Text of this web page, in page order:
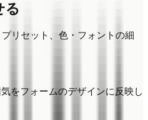
る
リセット、色・フォントの細
をフォームのデザインに反映し